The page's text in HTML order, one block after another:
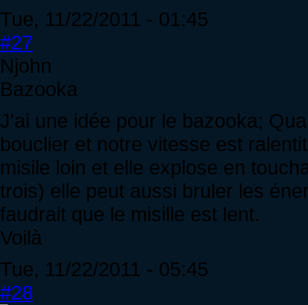
Tue, 11/22/2011 - 01:45
#27
Njohn
Bazooka
J'ai une idée pour le bazooka;
bouclier et notre vitesse est
misile loin et elle explose en
trois) elle peut aussi bruler les
faudrait que le misille est lent.
Voilà
Tue, 11/22/2011 - 05:45
#28